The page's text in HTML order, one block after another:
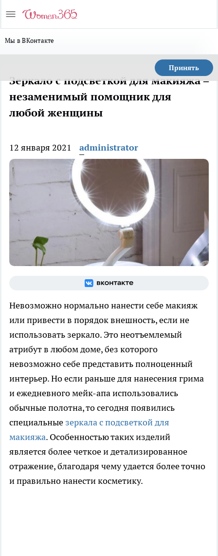
Мы в ВКонтакте
Принять
Зеркало с подсветкой для макияжа –
незаменимый помощник для
любой женщины
12 января 2021 administrator
Невозможно нормально нанести себе макияж
или привести в порядок внешность, если не
использовать зеркало. Это неотъемлемый
атрибут в любом доме, без которого
невозможно себе представить полноценный
интерьер. Но если раньше для нанесения грима
и ежедневного мейк-апа использовались
обычные полотна, то сегодня появились
специальные зеркала с подсветкой для
макияжа. Особенностью таких изделий
является более четкое и детализированное
отражение, благодаря чему удается более точно
и правильно нанести косметику.